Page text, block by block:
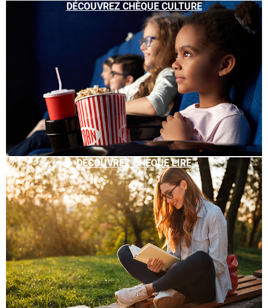
DÉCOUVREZ CHÈQUE CULTURE
DÉCOUVREZ CHÈQUE LIRE